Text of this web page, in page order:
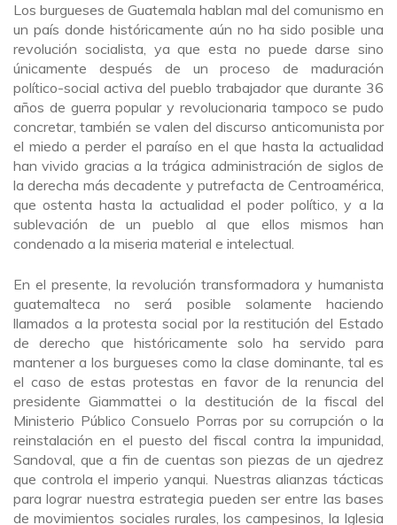
Los burgueses de Guatemala hablan mal del comunismo en
un país donde históricamente aún no ha sido posible una
revolución socialista, ya que esta no puede darse sino
únicamente después de un proceso de maduración
político-social activa del pueblo trabajador que durante 36
años de guerra popular y revolucionaria tampoco se pudo
concretar, también se valen del discurso anticomunista por
el miedo a perder el paraíso en el que hasta la actualidad
han vivido gracias a la trágica administración de siglos de
la derecha más decadente y putrefacta de Centroamérica,
que ostenta hasta la actualidad el poder político, y a la
sublevación de un pueblo al que ellos mismos han
condenado a la miseria material e intelectual.
En el presente, la revolución transformadora y humanista
guatemalteca no será posible solamente haciendo
llamados a la protesta social por la restitución del Estado
de derecho que históricamente solo ha servido para
mantener a los burgueses como la clase dominante, tal es
el caso de estas protestas en favor de la renuncia del
presidente Giammattei o la destitución de la fiscal del
Ministerio Público Consuelo Porras por su corrupción o la
reinstalación en el puesto del fiscal contra la impunidad,
Sandoval, que a fin de cuentas son piezas de un ajedrez
que controla el imperio yanqui. Nuestras alianzas tácticas
para lograr nuestra estrategia pueden ser entre las bases
de movimientos sociales rurales, los campesinos, la Iglesia